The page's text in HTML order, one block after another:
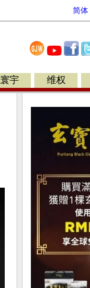
简体
寰宇 维权